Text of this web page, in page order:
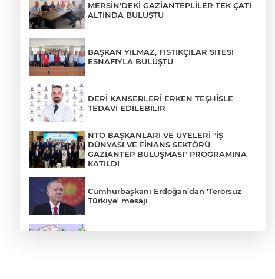
MERSİN'DEKİ GAZİANTEPLİLER TEK ÇATI
ALTINDA BULUŞTU
BAŞKAN YILMAZ, FISTIKÇILAR SİTESİ
ESNAFIYLA BULUŞTU
DERİ KANSERLERİ ERKEN TEŞHİSLE
TEDAVİ EDİLEBİLİR
NTO BAŞKANLARI VE ÜYELERİ "İŞ
DÜNYASI VE FİNANS SEKTÖRÜ
GAZİANTEP BULUŞMASI" PROGRAMINA
KATILDI
Cumhurbaşkanı Erdoğan’dan 'Terörsüz
Türkiye' mesajı